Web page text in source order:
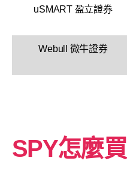
uSMART 盈立證券
Webull 微牛證券
SPY怎麼買